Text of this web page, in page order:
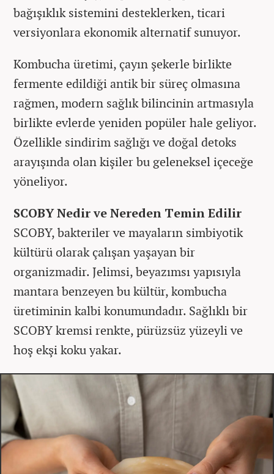
bağışıklık sistemini desteklerken, ticari
versiyonlara ekonomik alternatif sunuyor.
Kombucha üretimi, çayın şekerle birlikte
fermente edildiği antik bir süreç olmasına
rağmen, modern sağlık bilincinin artmasıyla
birlikte evlerde yeniden popüler hale geliyor.
Özellikle sindirim sağlığı ve doğal detoks
arayışında olan kişiler bu geleneksel içeceğe
yöneliyor.
SCOBY Nedir ve Nereden Temin Edilir
SCOBY, bakteriler ve mayaların simbiyotik
kültürü olarak çalışan yaşayan bir
organizmadir. Jelimsi, beyazımsı yapısıyla
mantara benzeyen bu kültür, kombucha
üretiminin kalbi konumundadır. Sağlıklı bir
SCOBY kremsi renkte, pürüzsüz yüzeyli ve
hoş ekşi koku yakar.